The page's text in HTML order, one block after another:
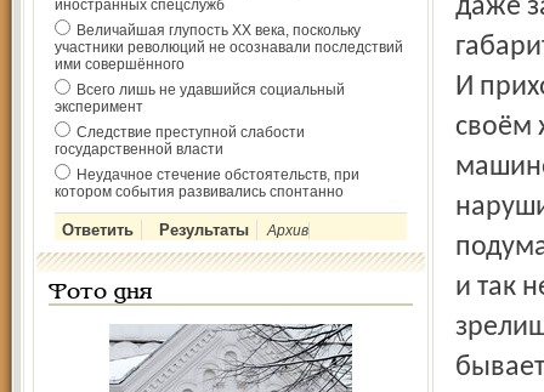
иностранных спецслужб
Величайшая глупость ХХ века, поскольку
участники революций не осознавали последствий
ими совершённого
Всего лишь не удавшийся социальный
эксперимент
Следствие преступной слабости
государственной власти
Неудачное стечение обстоятельств, при
котором события развивались спонтанно
Архив
Фото дня
даже
И
своём
и так